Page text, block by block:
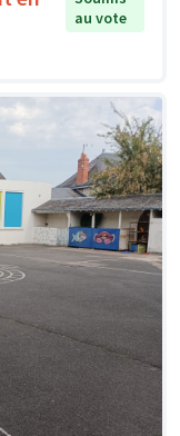
au vote